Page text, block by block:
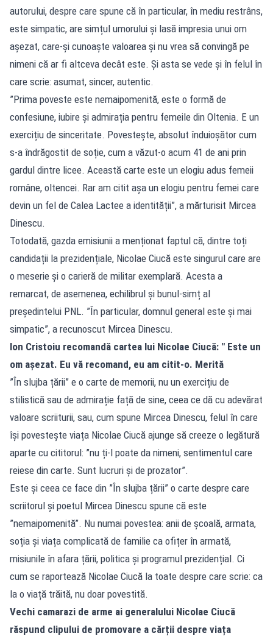
autorului, despre care spune că în particular, în mediu restrâns,
este simpatic, are simțul umorului și lasă impresia unui om
așezat, care-și cunoaște valoarea și nu vrea să convingă pe
nimeni că ar fi altceva decât este. Și asta se vede și în felul în
care scrie: asumat, sincer, autentic.
”Prima poveste este nemaipomenită, este o formă de
confesiune, iubire și admirația pentru femeile din Oltenia. E un
exercițiu de sinceritate. Povestește, absolut înduioșător cum
s-a îndrăgostit de soție, cum a văzut-o acum 41 de ani prin
gardul dintre licee. Această carte este un elogiu adus femeii
române, oltencei. Rar am citit așa un elogiu pentru femei care
devin un fel de Calea Lactee a identității”, a mărturisit Mircea
Dinescu.
Totodată, gazda emisiunii a menționat faptul că, dintre toți
candidații la prezidențiale, Nicolae Ciucă este singurul care are
o meserie și o carieră de militar exemplară. Acesta a
remarcat, de asemenea, echilibrul și bunul-simț al
președintelui PNL. ”În particular, domnul general este și mai
simpatic”, a recunoscut Mircea Dinescu.
Ion Cristoiu recomandă cartea lui Nicolae Ciucă: " Este un
om așezat. Eu vă recomand, eu am citit-o. Merită
”În slujba țării” e o carte de memorii, nu un exercițiu de
stilistică sau de admirație față de sine, ceea ce dă cu adevărat
valoare scriiturii, sau, cum spune Mircea Dinescu, felul în care
își povestește viața Nicolae Ciucă ajunge să creeze o legătură
aparte cu cititorul: ”nu ți-l poate da nimeni, sentimentul care
reiese din carte. Sunt lucruri și de prozator”.
Este și ceea ce face din ”În slujba țării” o carte despre care
scriitorul și poetul Mircea Dinescu spune că este
”nemaipomenită”. Nu numai povestea: anii de școală, armata,
soția și viața complicată de familie ca ofițer în armată,
misiunile în afara țării, politica și programul prezidențial. Ci
cum se raportează Nicolae Ciucă la toate despre care scrie: ca
la o viață trăită, nu doar povestită.
Vechi camarazi de arme ai generalului Nicolae Ciucă
răspund clipului de promovare a cărții despre viața